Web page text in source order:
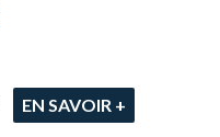
EN SAVOIR +